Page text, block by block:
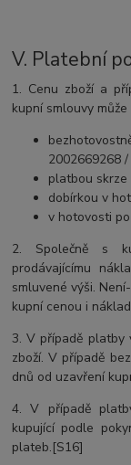
V. Platební
1. Cenu zboží a
kupní smlouvy
2002669268
platbou
dobírkou v
v hotovosti
2. Společně s
prodávajícímu
smluvené výši.
kupní cenou i
3. V případě platby
zboží. V případě
dnů od uzavření
4. V případě
kupující podle
plateb.[S16]